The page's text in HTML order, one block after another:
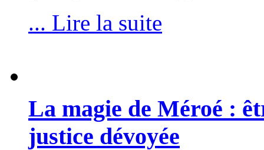
... Lire la suite
La magie de Méroé :
justice dévoyée